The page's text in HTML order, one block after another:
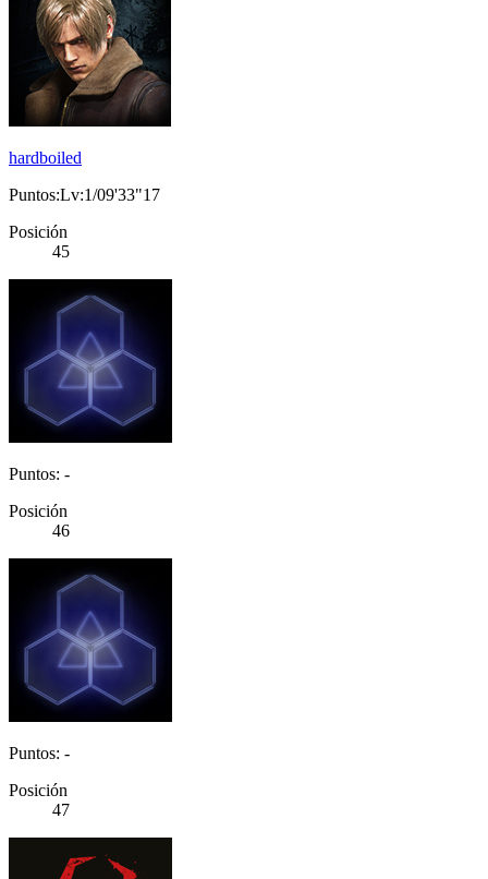
hardboiled
Puntos:Lv:1/09'33"17
Posición
45
Puntos: -
Posición
46
Puntos: -
Posición
47